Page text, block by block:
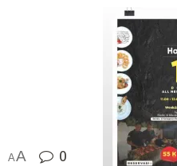
AA 0